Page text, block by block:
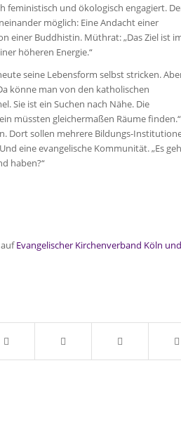
feministisch und ökologisch engagiert.
möglich: Eine Andacht einer
einer Buddhistin. Müthrat: „Das Ziel ist
höheren Energie.“
seine Lebensform selbst stricken.
könne man von den katholischen
Sie ist ein Suchen nach Nähe. Die
müssten gleichermaßen Räume
Dort sollen mehrere Bildungs-
eine evangelische Kommunität. „Es
haben?“
Evangelischer Kirchenverband Köln und